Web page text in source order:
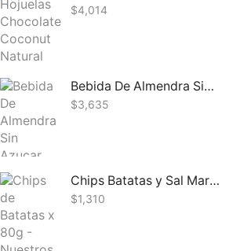
$4,014
Bebida De Almendra Sin Azucar Silk 1L
$3,635
Chips Batatas y Sal Marina Nuestros Sabores 80G
$1,310